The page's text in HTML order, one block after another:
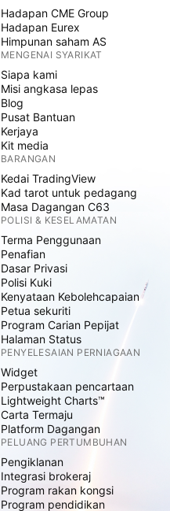
Hadapan CME Group
Hadapan Eurex
Himpunan saham AS
MENGENAI SYARIKAT
Siapa kami
Misi angkasa lepas
Blog
Pusat Bantuan
Kerjaya
Kit media
BARANGAN
Kedai TradingView
Kad tarot untuk pedagang
Masa Dagangan C63
POLISI & KESELAMATAN
Terma Penggunaan
Penafian
Dasar Privasi
Polisi Kuki
Kenyataan Kebolehcapaian
Petua sekuriti
Program Carian Pepijat
Halaman Status
PENYELESAIAN PERNIAGAAN
Widget
Perpustakaan pencartaan
Lightweight Charts™
Carta Termaju
Platform Dagangan
PELUANG PERTUMBUHAN
Pengiklanan
Integrasi brokeraj
Program rakan kongsi
Program pendidikan